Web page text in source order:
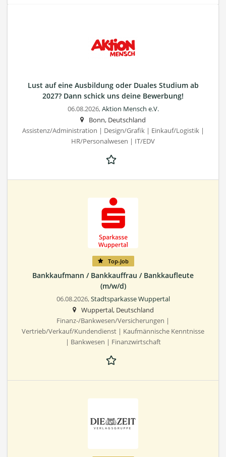
Lust auf eine Ausbildung oder Duales Studium ab
2027? Dann schick uns deine Bewerbung!
06.08.2026,Aktion Mensch e.V.
Bonn, Deutschland
Assistenz/Administration | Design/Grafik | Einkauf/Logistik |
HR/Personalwesen | IT/EDV
Top-Job
Bankkaufmann / Bankkauffrau / Bankkaufleute
(m/w/d)
06.08.2026,Stadtsparkasse Wuppertal
Wuppertal, Deutschland
Finanz-/Bankwesen/Versicherungen |
Vertrieb/Verkauf/Kundendienst | Kaufmännische Kenntnisse
| Bankwesen | Finanzwirtschaft